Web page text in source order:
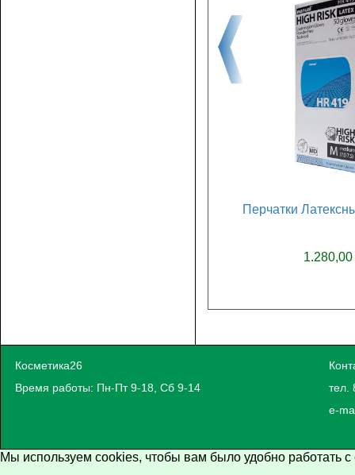
Перчатки
1.280,00
Косметика26
Время работы: Пн-Пт 9-18, Сб 9-14
тел.
e-
Мы используем cookies, чтобы вам было удобно работать с